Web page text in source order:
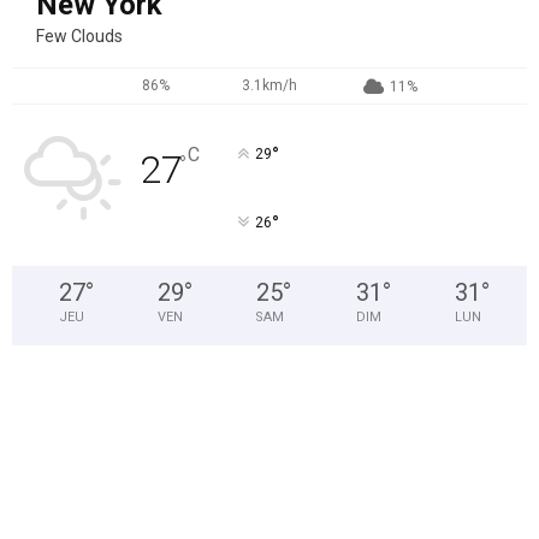
Few Clouds
86% 3.1km/h 11%
27°C 29°
26°
27°
JEU
29°
VEN
25°
SAM
31 °
DIM
31 °
LUN